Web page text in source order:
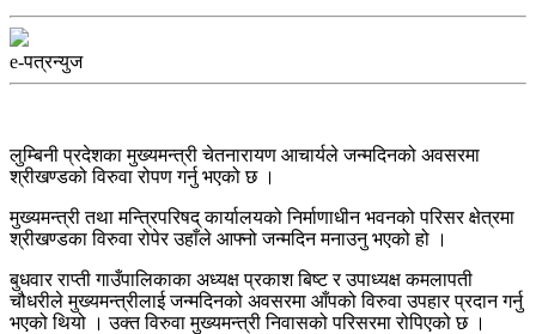
e-पत्रन्युज
लुम्बिनी प्रदेशका मुख्यमन्त्री चेतनारायण आचार्यले जन्मदिनको अवसरमा
श्रीखण्डको विरुवा रोपण गर्नु भएको छ ।
मुख्यमन्त्री तथा मन्त्रिपरिषद्‌ कार्यालयको निर्माणाधीन भवनको परिसर क्षेत्रमा
श्रीखण्डका विरुवा रोपेर उहाँले आफ्नो जन्मदिन मनाउनु भएको हो ।
बुधवार राप्ती गाउँपालिकाका अध्यक्ष प्रकाश बिष्ट र उपाध्यक्ष कमलापती
चौधरीले मुख्यमन्त्रीलाई जन्मदिनको अवसरमा आँपको विरुवा उपहार प्रदान गर्नु
भएको थियो । उक्त विरुवा मुख्यमन्त्री निवासको परिसरमा रोपिएको छ ।